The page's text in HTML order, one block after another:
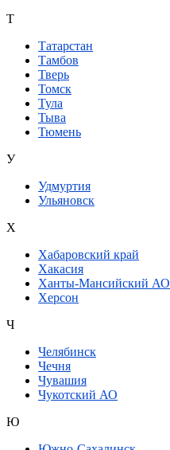
Т
Татарстан
Тамбов
Тверь
Томск
Тула
Тыва
Тюмень
У
Удмуртия
Ульяновск
Х
Хабаровский край
Хакасия
Ханты-Мансийский АО
Херсон
Ч
Челябинск
Чечня
Чувашия
Чукотский АО
Ю